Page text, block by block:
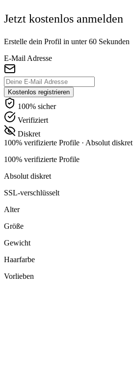
Jetzt kostenlos anmelden
Erstelle dein Profil in unter 60 Sekunden
E-Mail Adresse
Kostenlos registrieren
100% sicher
Verifiziert
Diskret
100% verifizierte Profile · Absolut diskret
100% verifizierte Profile
Absolut diskret
SSL-verschlüsselt
Alter
Größe
Gewicht
Haarfarbe
Vorlieben